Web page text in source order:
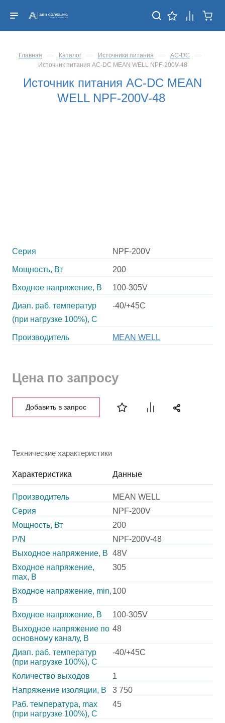
Главная — Каталог — Источники питания — AC-DC —
Источник питания AC-DC MEAN WELL NPF-200V-48
Источник питания AC-DC MEAN
WELL NPF-200V-48
Серия NPF-200V
Мощность, Вт 200
Входное напряжение, В 100-305V
Диап. раб. температур
(при нагрузке 100%), C
-40/+45C
Производитель MEAN WELL
Цена по запросу
Добавить в запрос
Технические характеристики
Характеристика Данные
Производитель
MEAN WELL
Серия
NPF-200V
Мощность, Вт
200
P/N
NPF-200V-48
Выходное напряжение, В 48V
Входное напряжение,
max, В
305
Входное напряжение, min,
В
100
Входное напряжение, В
100-305V
Выходное напряжение по
основному каналу, В
48
Диап. раб. температур
(при нагрузке 100%), C
-40/+45C
Количество выходов
1
Напряжение изоляции, В
3 750
Раб. температура, max
(при нагрузке 100%), C
45